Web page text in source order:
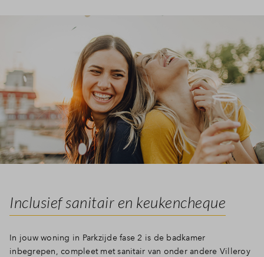
Inclusief sanitair en keukencheque
In jouw woning in Parkzijde fase 2 is de badkamer
inbegrepen, compleet met sanitair van onder andere Villeroy